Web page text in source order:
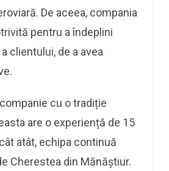
De aceea, compania
pentru a îndeplini
clientului, de a avea
cu o tradiție
are o experiență de 15
atât, echipa continuă
Cherestea din Mănăştiur.